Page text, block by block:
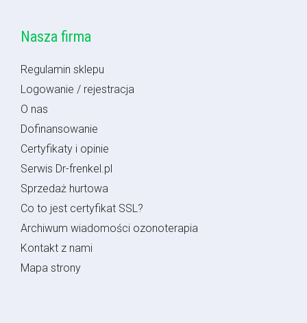
Nasza firma
Regulamin sklepu
Logowanie / rejestracja
O nas
Dofinansowanie
Certyfikaty i opinie
Serwis Dr-frenkel.pl
Sprzedaż hurtowa
Co to jest certyfikat SSL?
Archiwum wiadomości ozonoterapia
Kontakt z nami
Mapa strony